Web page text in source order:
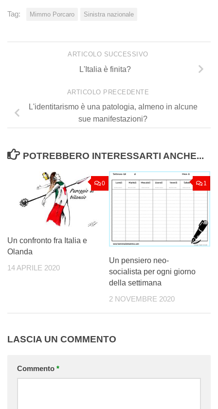
Tag: Mimmo Porcaro Sinistra nazionale
ARTICOLO SUCCESSIVO
L'Italia è finita?
ARTICOLO PRECEDENTE
L'identitarismo è una patologia, almeno in alcune
sue manifestazioni?
POTREBBERO INTERESSARTI ANCHE...
0
Un confronto fra Italia e
Olanda
14 APRILE 2020
1
Un pensiero neo-
socialista per ogni giorno
della settimana
2 NOVEMBRE 2020
LASCIA UN COMMENTO
Commento *